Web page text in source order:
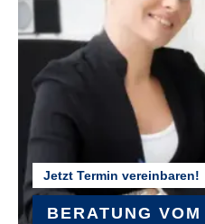
GEWICHT :
ca. 24,6 kg
GÄNGE :
HINTERRADNABE :
SHIMANO Acera RD-M3100
Jetzt Termin vereinbaren!
BERATUNG